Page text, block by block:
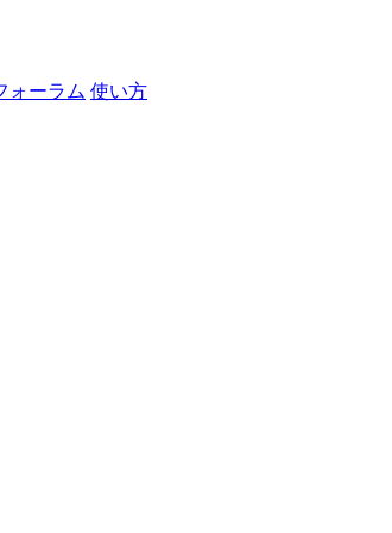
ォーラム 使い方